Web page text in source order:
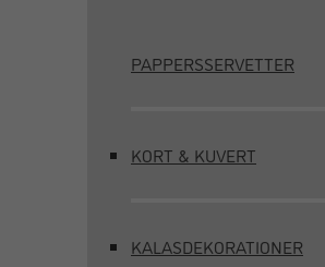
PAPPERSSERVETTER
KORT & KUVERT
KALASDEKORATIONER